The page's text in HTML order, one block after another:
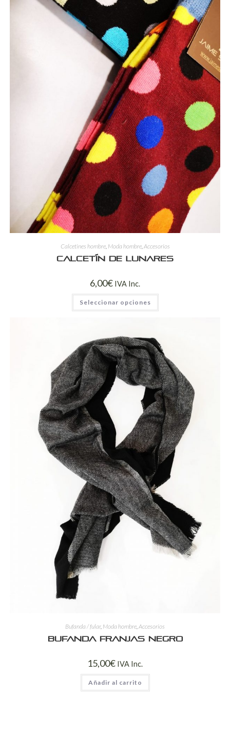
Calcetines hombre, Moda hombre, Accesorios
Calcetín de lunares
6,00€ IVA Inc.
Seleccionar opciones
Bufanda / fular, Moda hombre,Accesorios
Bufanda franjas negro
15,00€ IVA Inc.
Añadir al carrito